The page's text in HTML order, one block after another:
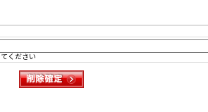
ください